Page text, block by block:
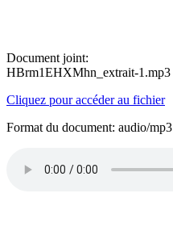
Document joint:
HBrm1EHXMhn_extrait-1.mp3
Cliquez pour accéder au fichier
Format du document: audio/mp3